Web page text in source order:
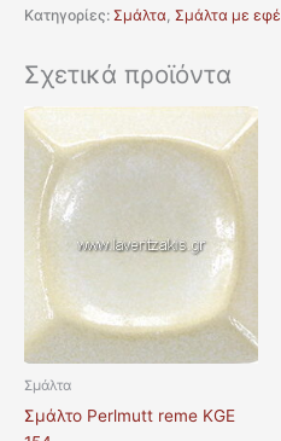
Κατηγορίες: Σμάλτα, Σμάλτα με εφέ
Σχετικά προϊόντα
Σμάλτα
Σμάλτο Perlmutt reme KGE